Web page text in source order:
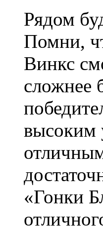
Рядом
Помни,
Винкс
сложнее
высоким
«Гонки